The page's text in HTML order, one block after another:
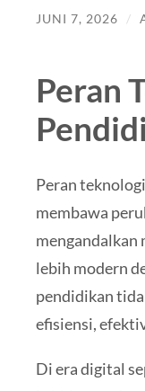
JUNI 7, 2026 /
Peran
Peran
membawa
mengandalkan
lebih modern
pendidikan
efisiensi,
Di era digital